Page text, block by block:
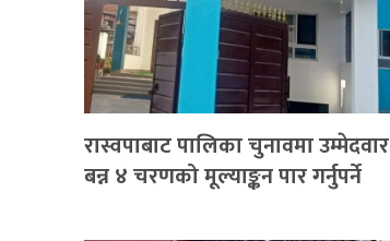
रास्वपाबाट पालिका चुनावमा उम्मेदवार
बन्न ४ चरणको मूल्याङ्कन पार गर्नुपर्ने